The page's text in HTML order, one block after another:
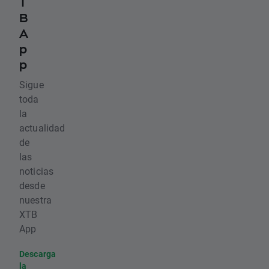
B
A
p
p
Sigue
toda
la
actualidad
de
las
noticias
desde
nuestra
XTB
App
Descarga
la